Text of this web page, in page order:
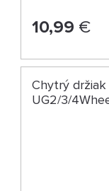
10,99 €
Chytrý
UG2/3/